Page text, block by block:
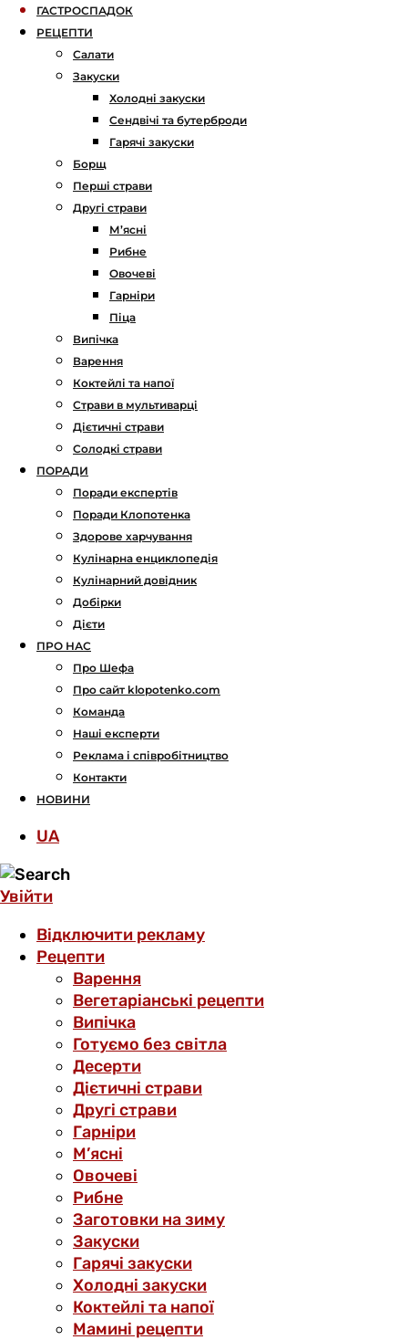
ГАСТРОСПАДОК
РЕЦЕПТИ
Салати
Закуски
Холодні закуски
Сендвічі та бутерброди
Гарячі закуски
Борщ
Перші страви
Другі страви
М’ясні
Рибне
Овочеві
Гарніри
Піца
Випічка
Варення
Коктейлі та напої
Страви в мультиварці
Дієтичні страви
Солодкі страви
ПОРАДИ
Поради експертів
Поради Клопотенка
Здорове харчування
Кулінарна енциклопедія
Кулінарний довідник
Добірки
Дієти
ПРО НАС
Про Шефа
Про сайт klopotenko.com
Команда
Наші експерти
Реклама і співробітництво
Контакти
НОВИНИ
UA
Увійти
Відключити рекламу
Рецепти
Варення
Вегетаріанські рецепти
Випічка
Готуємо без світла
Десерти
Дієтичні страви
Другі страви
Гарніри
М’ясні
Овочеві
Рибне
Заготовки на зиму
Закуски
Гарячі закуски
Холодні закуски
Коктейлі та напої
Мамині рецепти